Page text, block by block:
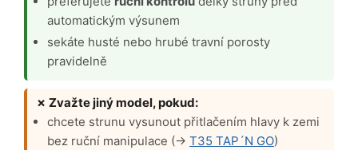
automatickým výsunem
sekáte husté nebo hrubé travní porosty
pravidelně
✗ Zvažte jiný model, pokud:
chcete strunu vysunout přitlačením hlavy k zemi
bez ruční manipulace (→ T35 TAP´N GO)